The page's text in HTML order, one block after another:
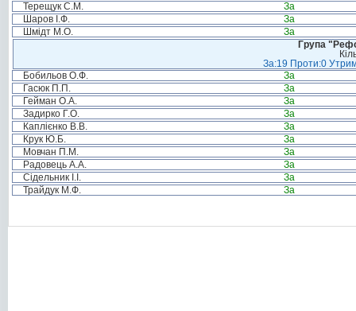
Терещук С.М.
За
Шаров І.Ф.
За
Шмідт М.О.
За
Група
За:19 Проти:0
Бобильов О.Ф.
За
Гасюк П.П.
За
Гейман О.А.
За
Задирко Г.О.
За
Каплієнко В.В.
За
Крук Ю.Б.
За
Мовчан П.М.
За
Радовець А.А.
За
Сідельник І.І.
За
Трайдук М.Ф.
За